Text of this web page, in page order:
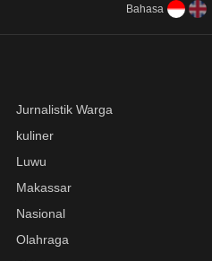
Bahasa
Jurnalistik Warga
kuliner
Luwu
Makassar
Nasional
Olahraga